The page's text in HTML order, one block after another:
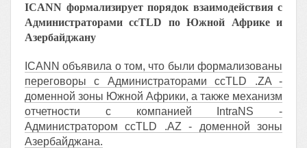
ICANN формализирует порядок взаимодействия с
Администраторами ccTLD по Южной Африке и
Азербайджану
ICANN объявила о том, что были формализованы
переговоры с Администраторами ccTLD .ZA -
доменной зоны Южной Африки, а также механизм
отчетности с компанией IntraNS -
Администратором cсTLD .AZ - доменной зоны
Азербайджана.